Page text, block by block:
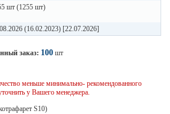
шт (1255 шт)
(16.02.2023) [22.07.2026]
заказ: 100 шт
меньше минимально- рекомендованного
у Вашего менеджера.
S10)